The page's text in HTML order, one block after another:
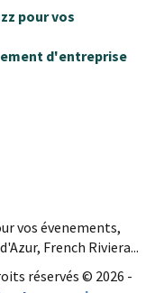
pour vos
d'entreprise
vos évenements,
French Riviera...
réservés © 2026 -